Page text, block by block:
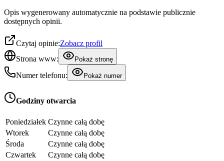
Opis wygenerowany automatycznie na podstawie publicznie
dostępnych opinii.
Czytaj opinie:Zobacz profil
Strona www:
Pokaż stronę
Numer telefonu: Pokaż numer
Godziny otwarcia
Poniedziałek Czynne całą dobę
Wtorek
Czynne całą dobę
Środa
Czynne całą dobę
Czwartek
Czynne całą dobę